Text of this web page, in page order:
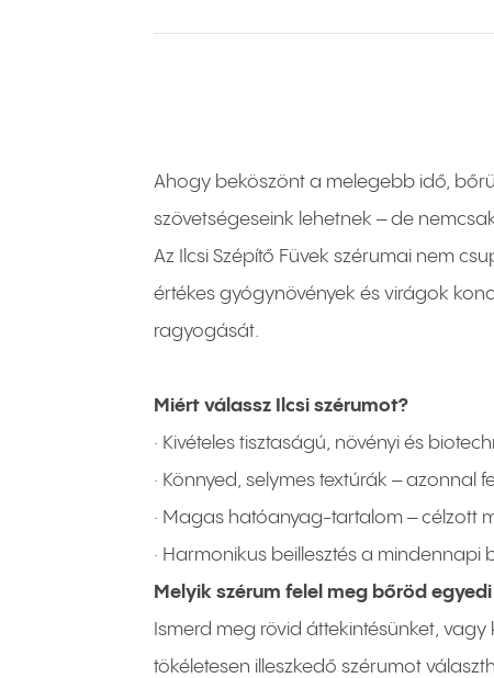
Ahogy beköszönt a melegebb idő,
szövetségeseink lehetnek – de
Az Ilcsi Szépítő Füvek szérumai nem
értékes gyógynövények és virágok
ragyogását.
Miért válassz Ilcsi szérumot?
· Kivételes tisztaságú, növényi és
· Könnyed, selymes textúrák – azonnal
· Magas hatóanyag-tartalom – célzott
· Harmonikus beillesztés a
Melyik szérum felel meg bőröd
Ismerd meg rövid áttekintésünket,
tökéletesen illeszkedő szérumot